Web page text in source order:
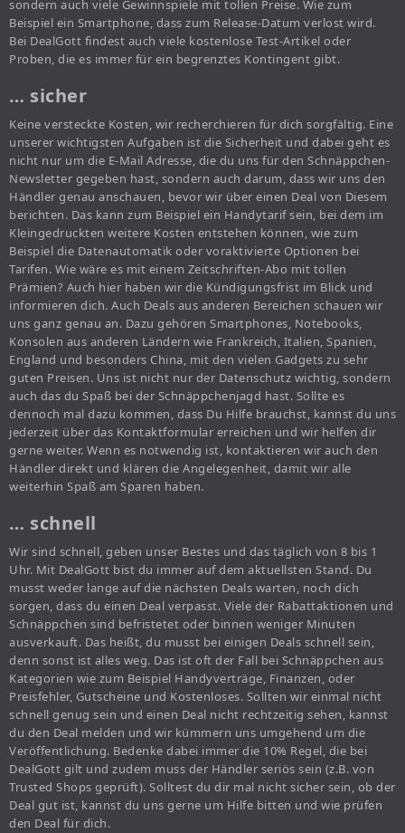
sondern auch viele Gewinnspiele mit tollen Preise. Wie zum
Beispiel ein Smartphone, dass zum Release-Datum verlost wird.
Bei DealGott findest auch viele kostenlose Test-Artikel oder
Proben, die es immer für ein begrenztes Kontingent gibt.
… sicher
Keine versteckte Kosten, wir recherchieren für dich sorgfältig. Eine
unserer wichtigsten Aufgaben ist die Sicherheit und dabei geht es
nicht nur um die E-Mail Adresse, die du uns für den Schnäppchen-
Newsletter gegeben hast, sondern auch darum, dass wir uns den
Händler genau anschauen, bevor wir über einen Deal von Diesem
berichten. Das kann zum Beispiel ein Handytarif sein, bei dem im
Kleingedruckten weitere Kosten entstehen können, wie zum
Beispiel die Datenautomatik oder voraktivierte Optionen bei
Tarifen. Wie wäre es mit einem Zeitschriften-Abo mit tollen
Prämien? Auch hier haben wir die Kündigungsfrist im Blick und
informieren dich. Auch Deals aus anderen Bereichen schauen wir
uns ganz genau an. Dazu gehören Smartphones, Notebooks,
Konsolen aus anderen Ländern wie Frankreich, Italien, Spanien,
England und besonders China, mit den vielen Gadgets zu sehr
guten Preisen. Uns ist nicht nur der Datenschutz wichtig, sondern
auch das du Spaß bei der Schnäppchenjagd hast. Sollte es
dennoch mal dazu kommen, dass Du Hilfe brauchst, kannst du uns
jederzeit über das Kontaktformular erreichen und wir helfen dir
gerne weiter. Wenn es notwendig ist, kontaktieren wir auch den
Händler direkt und klären die Angelegenheit, damit wir alle
weiterhin Spaß am Sparen haben.
… schnell
Wir sind schnell, geben unser Bestes und das täglich von 8 bis 1
Uhr. Mit DealGott bist du immer auf dem aktuellsten Stand. Du
musst weder lange auf die nächsten Deals warten, noch dich
sorgen, dass du einen Deal verpasst. Viele der Rabattaktionen und
Schnäppchen sind befristetet oder binnen weniger Minuten
ausverkauft. Das heißt, du musst bei einigen Deals schnell sein,
denn sonst ist alles weg. Das ist oft der Fall bei Schnäppchen aus
Kategorien wie zum Beispiel Handyverträge, Finanzen, oder
Preisfehler, Gutscheine und Kostenloses. Sollten wir einmal nicht
schnell genug sein und einen Deal nicht rechtzeitig sehen, kannst
du den Deal melden und wir kümmern uns umgehend um die
Veröffentlichung. Bedenke dabei immer die 10% Regel, die bei
DealGott gilt und zudem muss der Händler seriös sein (z.B. von
Trusted Shops geprüft). Solltest du dir mal nicht sicher sein, ob der
Deal gut ist, kannst du uns gerne um Hilfe bitten und wie prüfen
den Deal für dich.